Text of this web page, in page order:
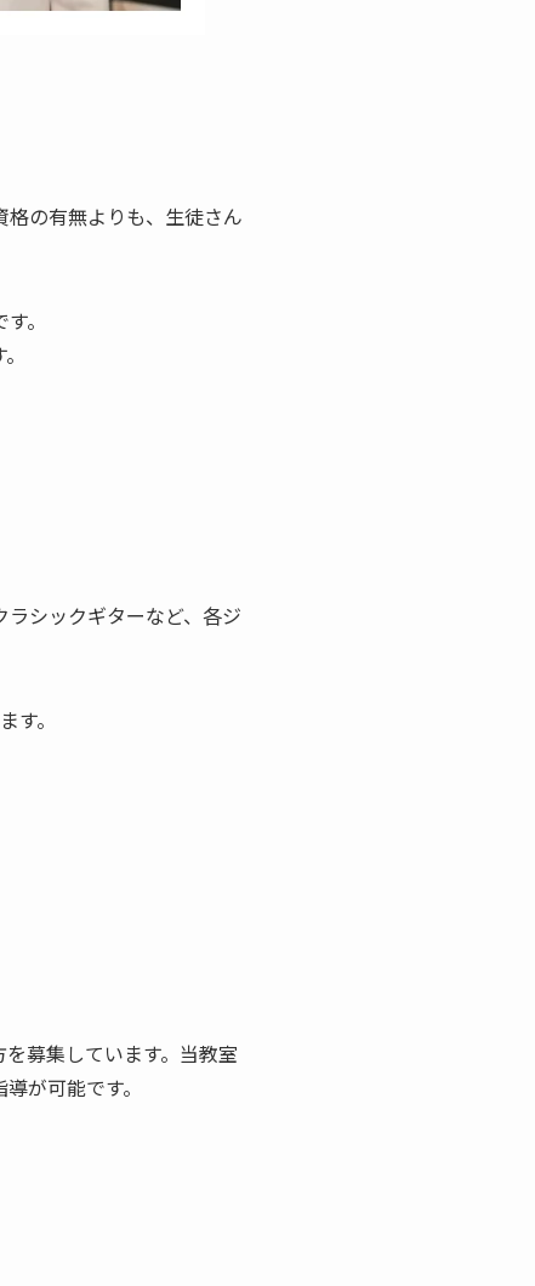
格の有無よりも、生徒さん
。
シックギターなど、各ジ
す。
募集しています。当教室
が可能です。